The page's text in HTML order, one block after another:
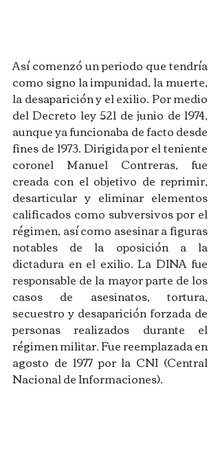
Así comenzó un periodo que tendría
como signo la impunidad, la muerte,
la desaparición y el exilio. Por medio
del Decreto ley 521 de junio de 1974,
aunque ya funcionaba de facto desde
fines de 1973. Dirigida por el teniente
coronel Manuel Contreras, fue
creada con el objetivo de reprimir,
desarticular y eliminar elementos
calificados como subversivos por el
régimen, así como asesinar a figuras
notables de la oposición a la
dictadura en el exilio. La DINA fue
responsable de la mayor parte de los
casos de asesinatos, tortura,
secuestro y desaparición forzada de
personas realizados durante el
régimen militar. Fue reemplazada en
agosto de 1977 por la CNI (Central
Nacional de Informaciones).